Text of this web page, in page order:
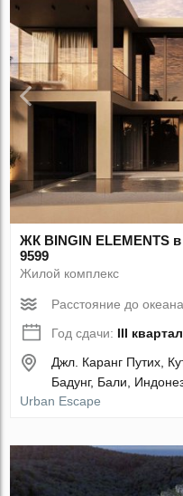
ЖК BINGIN ELEMENTS
9599
Жилой комплекс
Расстояние до
Год сдачи: III
Джл. Каранг Путих,
Бадунг, Бали,
Urban Escape